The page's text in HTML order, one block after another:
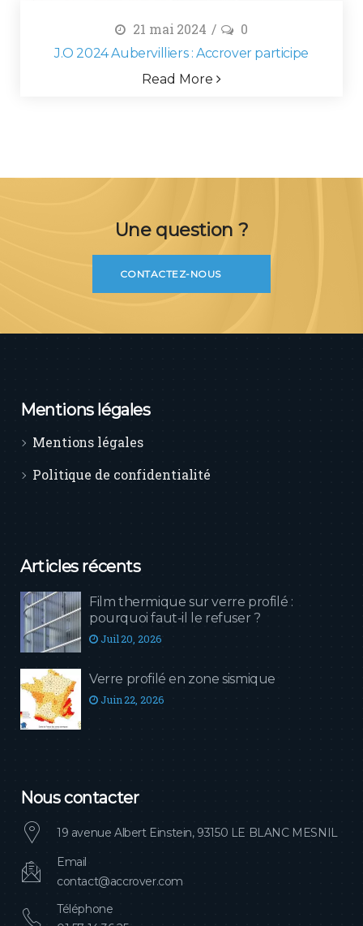
21 mai 2024 0
J.O 2024 Aubervilliers : Accrover participe
Read More
Une question ?
CONTACTEZ-NOUS
Mentions légales
Mentions légales
Politique de confidentialité
Articles récents
Film thermique sur verre profilé :
pourquoi faut-il le refuser ?
Juil 20, 2026
Verre profilé en zone sismique
Juin 22, 2026
Nous contacter
19 avenue Albert Einstein, 93150 LE BLANC MESNIL
Email
contact@accrover.com
Téléphone